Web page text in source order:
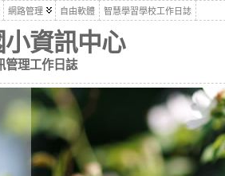
網路管理 自由軟體 智慧學習學校工作日誌
資訊中心
管理工作日誌